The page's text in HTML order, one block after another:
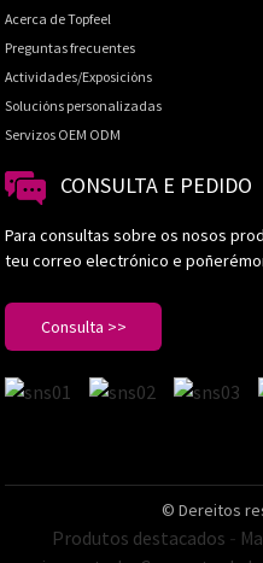
Acerca de Topfeel
Preguntas frecuentes
Actividades/Exposicións
Solucións personalizadas
Servizos OEM ODM
CONSULTA E PEDIDO
Para consultas sobre os nosos
teu correo electrónico e
Consulta >>
© Dereitos
Produtos destacados -